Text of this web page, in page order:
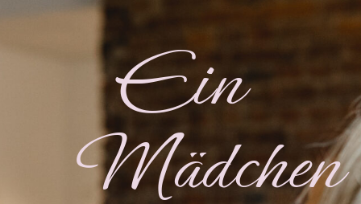
Ein
Mädchen